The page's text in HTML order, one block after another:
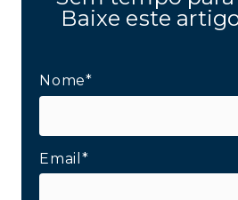
Baixe este
Nome*
Email*